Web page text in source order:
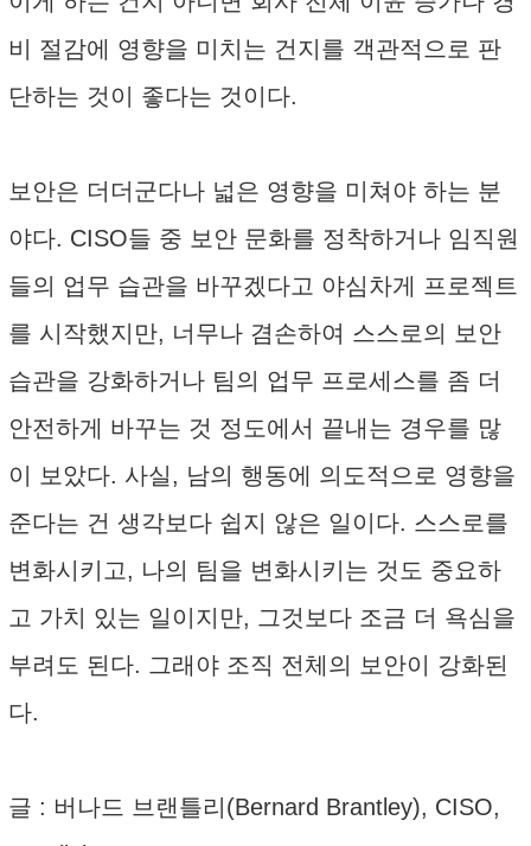
비 절감에 영향을 미치는 건지를 객관적으로 판
단하는 것이 좋다는 것이다.
보안은 더더군다나 넓은 영향을 미쳐야 하는 분
야다. CISO들 중 보안 문화를 정착하거나 임직원
들의 업무 습관을 바꾸겠다고 야심차게 프로젝트
를 시작했지만, 너무나 겸손하여 스스로의 보안
습관을 강화하거나 팀의 업무 프로세스를 좀 더
안전하게 바꾸는 것 정도에서 끝내는 경우를 많
이 보았다. 사실, 남의 행동에 의도적으로 영향을
준다는 건 생각보다 쉽지 않은 일이다. 스스로를
변화시키고, 나의 팀을 변화시키는 것도 중요하
고 가치 있는 일이지만, 그것보다 조금 더 욕심을
부려도 된다. 그래야 조직 전체의 보안이 강화된
다.
글 : 버나드 브랜틀리(Bernard Brantley), CISO,